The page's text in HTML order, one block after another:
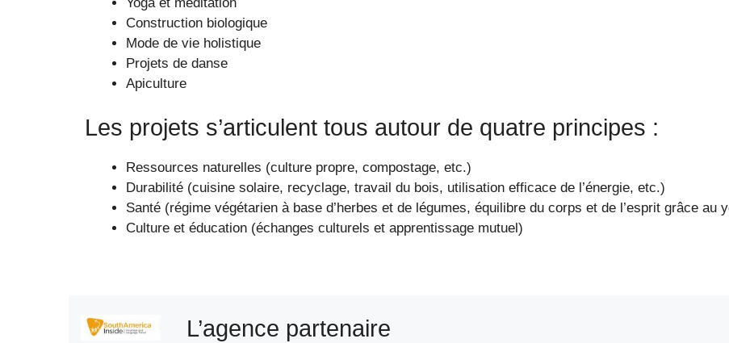
Construction biologique
Mode de vie holistique
Projets de danse
Apiculture
Les projets s’articulent tous autour de quatre principes :
Ressources naturelles (culture propre, compostage, etc.)
Durabilité (cuisine solaire, recyclage, travail du bois, utilisation efficace de l’énergie, etc.)
Santé (régime végétarien à base d’herbes et de légumes, équilibre du corps et de l’esprit grâce au
Culture et éducation (échanges culturels et apprentissage mutuel)
L’agence partenaire